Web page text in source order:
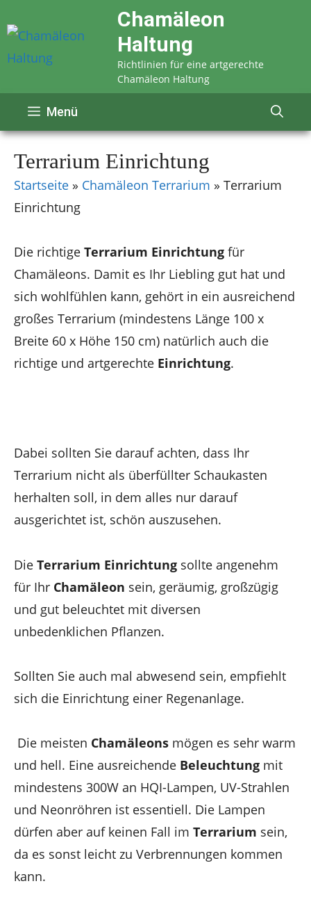
Inhalt
springen
Chamäleon
Haltung
Richtlinien für eine artgerechte
Chamäleon Haltung
Menü
Terrarium Einrichtung
Startseite » Chamäleon Terrarium » Terrarium
Einrichtung
Die richtige Terrarium Einrichtung für
Chamäleons. Damit es Ihr Liebling gut hat und
sich wohlfühlen kann, gehört in ein ausreichend
großes Terrarium (mindestens Länge 100 x
Breite 60 x Höhe 150 cm) natürlich auch die
richtige und artgerechte Einrichtung.
Dabei sollten Sie darauf achten, dass Ihr
Terrarium nicht als überfüllter Schaukasten
herhalten soll, in dem alles nur darauf
ausgerichtet ist, schön auszusehen.
Die Terrarium Einrichtung sollte angenehm
für Ihr Chamäleon sein, geräumig, großzügig
und gut beleuchtet mit diversen
unbedenklichen Pflanzen.
Sollten Sie auch mal abwesend sein, empfiehlt
sich die Einrichtung einer Regenanlage.
Die meisten Chamäleons mögen es sehr warm
und hell. Eine ausreichende Beleuchtung mit
mindestens 300W an HQI-Lampen, UV-Strahlen
und Neonröhren ist essentiell. Die Lampen
dürfen aber auf keinen Fall im Terrarium sein,
da es sonst leicht zu Verbrennungen kommen
kann.